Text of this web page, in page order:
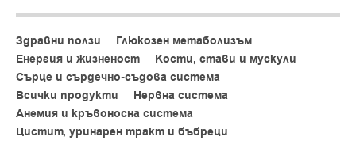
Подпомага правилното функциониране на нервната
Участва в поддържането на нормален сърдечен ритъм
Подходящ при физическо натоварване и загуба на
минерали
Калият подпомага водно-солевия баланс в организма
Здравни ползи
Глюкозен метаболизъм
Енергия и жизненост
Кости, стави и мускули
Сърце и сърдечно-съдова система
Всички продукти
Нервна система
Анемия и кръвоносна система
Цистит, уринарен тракт и бъбреци